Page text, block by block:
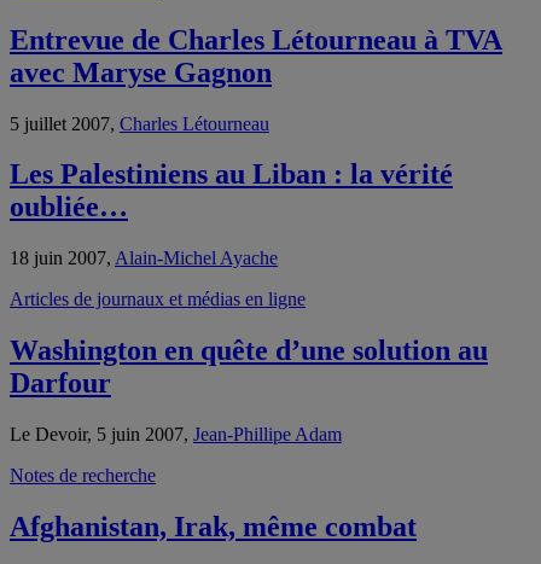
Entrevue de Charles Létourneau à TVA
avec Maryse Gagnon
5 juillet 2007, Charles Létourneau
Les Palestiniens au Liban : la vérité
oubliée…
18 juin 2007, Alain-Michel Ayache
Articles de journaux et médias en ligne
Washington en quête d’une solution au
Darfour
Le Devoir, 5 juin 2007, Jean-Phillipe Adam
Notes de recherche
Afghanistan, Irak, même combat